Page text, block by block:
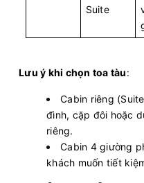
Suite
Lưu ý khi chọn toa tàu:
Cabin riêng
đình, cặp đôi hoặc
riêng.
Cabin 4 giường
khách muốn tiết